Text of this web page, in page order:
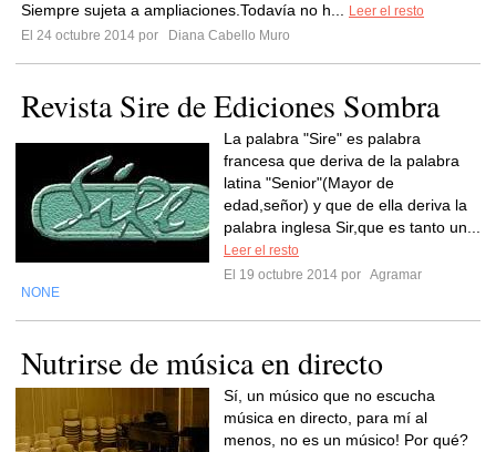
Siempre sujeta a ampliaciones.Todavía no h...
Leer el resto
El 24 octubre 2014 por
Diana Cabello Muro
Revista Sire de Ediciones Sombra
La palabra "Sire" es palabra
francesa que deriva de la palabra
latina "Senior"(Mayor de
edad,señor) y que de ella deriva la
palabra inglesa Sir,que es tanto un...
Leer el resto
El 19 octubre 2014 por Agramar
NONE
Nutrirse de música en directo
Sí, un músico que no escucha
música en directo, para mí al
menos, no es un músico! Por qué?